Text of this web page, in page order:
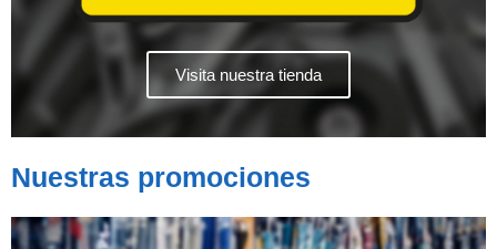
Visita nuestra tienda
Nuestras promociones